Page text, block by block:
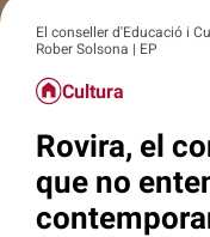
El conseller d'Educació i
Rober Solsona | EP
Cultura
Rovira, el
que no